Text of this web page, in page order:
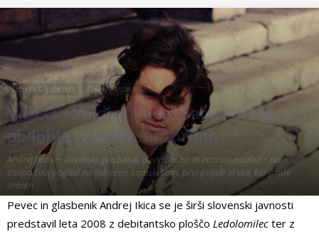
Odnosi & ljubezen Znani o ljubezni
VIDEO ~ Andrej Ikica: Samskost je
obdobje, v katerem zorimo
Andrej Ikica ~ slovenski glasbenik, pevec, avtor in instrumentalist ~ nam
zaupa svoj pogled na ljubezen, samski stan, prvi poljub in vse, kar pride
zraven.
OdKaly Kolonič
Pevec in glasbenik Andrej Ikica se je širši slovenski javnosti
predstavil leta 2008 z debitantsko ploščo Ledolomilec ter z